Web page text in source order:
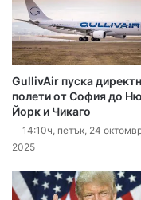
GullivAir пуска
полети от София до Ню
Йорк и Чикаго
14:10ч, петък, 24
2025